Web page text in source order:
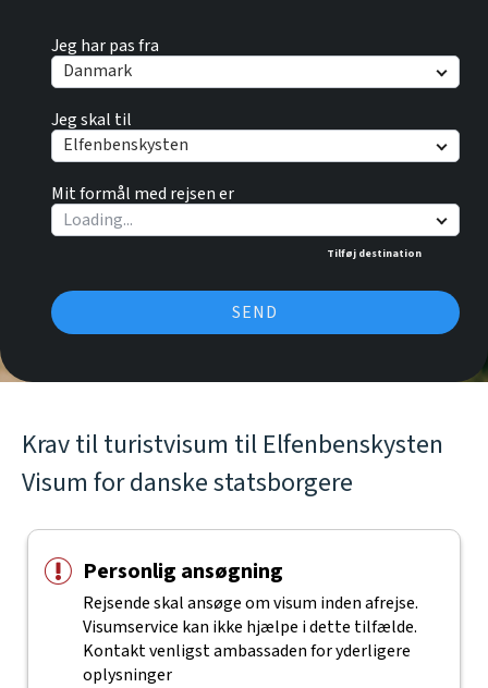
Jeg har pas fra
Danmark
Jeg skal til
Elfenbenskysten
Mit formål med rejsen er
Tilføj destination
SEND
Krav til turistvisum til Elfenbenskysten
Visum for danske statsborgere
Personlig ansøgning
Rejsende skal ansøge om visum inden afrejse.
Visumservice kan ikke hjælpe i dette tilfælde.
Kontakt venligst ambassaden for yderligere
oplysninger